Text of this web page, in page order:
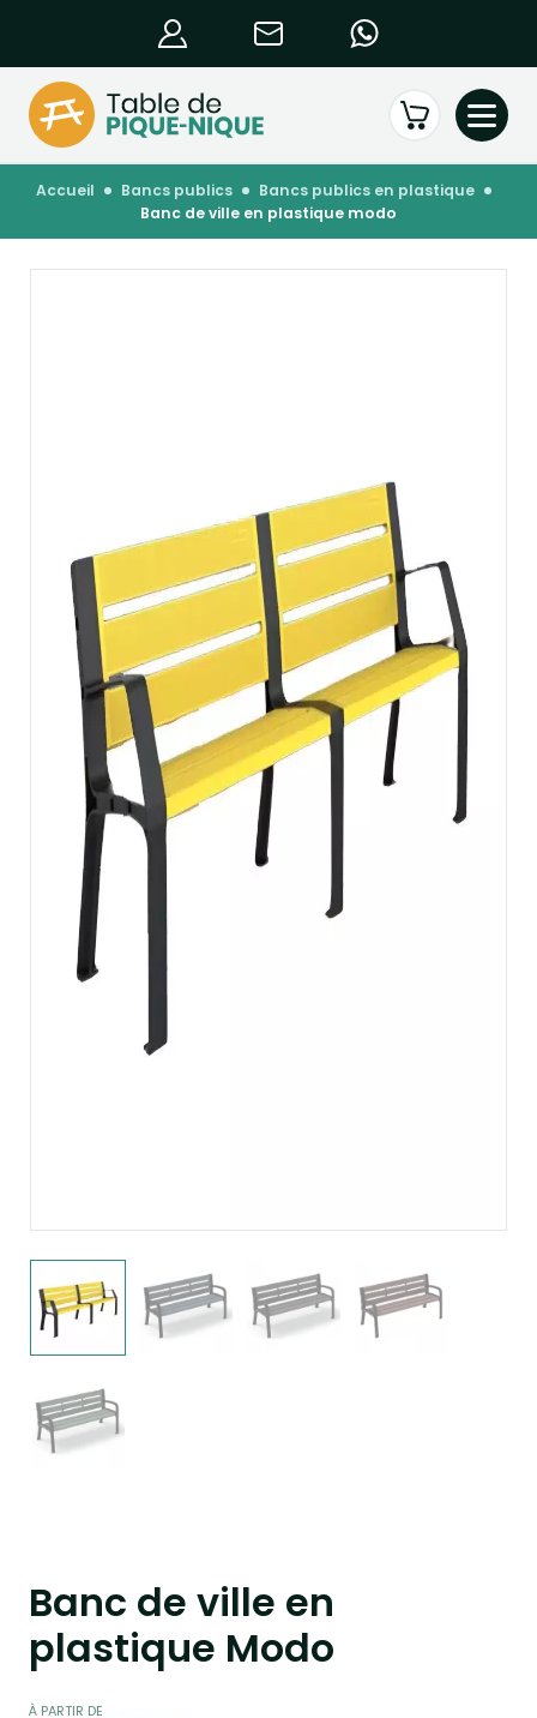
accueil bancs publics
bancs publics en plastique
banc de ville en plastique modo
Banc de ville en
plastique Modo
À PARTIR DE